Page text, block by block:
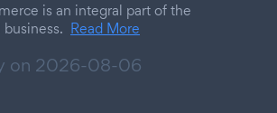
is an integral part of the
Read More
on 2026-08-06